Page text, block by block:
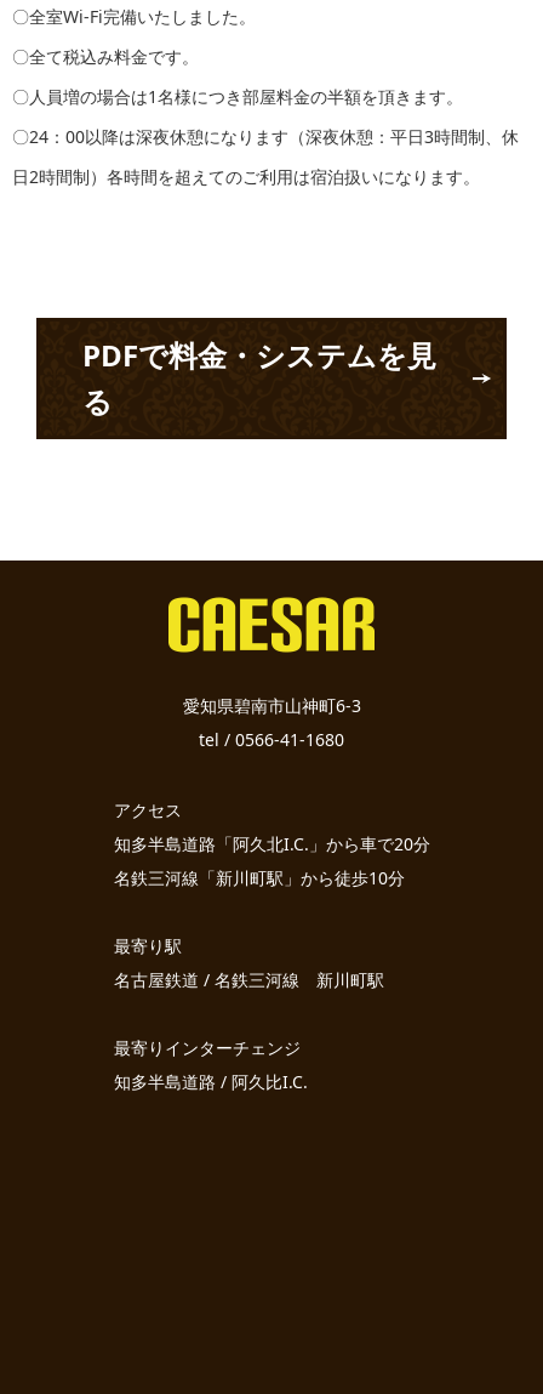
〇全室Wi-Fi完備いたしました。
〇全て税込み料金です。
〇人員増の場合は1名様につき部屋料金の半額を頂きます。
〇24：00以降は深夜休憩になります（深夜休憩：平日3時間制、休
日2時間制）各時間を超えてのご利用は宿泊扱いになります。
PDFで料金・システムを見
る
愛知県碧南市山神町6-3
tel / 0566-41-1680
アクセス
知多半島道路「阿久北I.C.」から車で20分
名鉄三河線「新川町駅」から徒歩10分
最寄り駅
名古屋鉄道 / 名鉄三河線 新川町駅
最寄りインターチェンジ
知多半島道路 / 阿久比I.C.